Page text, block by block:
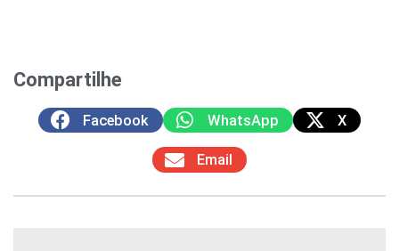
Compartilhe
Facebook WhatsApp X
Email